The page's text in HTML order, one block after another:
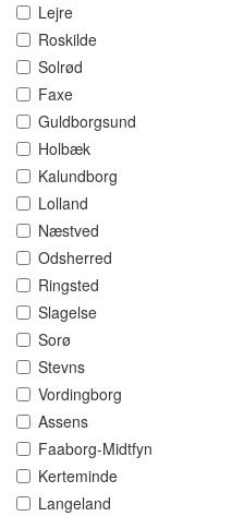
Lejre
Roskilde
Solrød
Faxe
Guldborgsund
Holbæk
Kalundborg
Lolland
Næstved
Odsherred
Ringsted
Slagelse
Sorø
Stevns
Vordingborg
Assens
Faaborg-Midtfyn
Kerteminde
Langeland